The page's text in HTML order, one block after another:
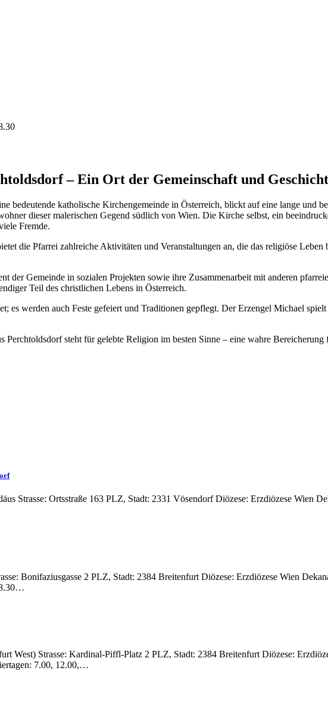
– Ein Ort der Gemeinschaft und
bedeutende katholische Kirchengemeinde in Österreich, blickt auf eine lange und
dieser malerischen Gegend südlich von Wien. Die Kirche selbst, ein
Fremde.
die Pfarrei zahlreiche Aktivitäten und Veranstaltungen an, die das religiöse
der Gemeinde in sozialen Projekten sowie ihre Zusammenarbeit mit anderen
Teil des christlichen Lebens in Österreich.
es werden auch Feste gefeiert und Traditionen gepflegt. Der Erzengel Michael
Perchtoldsdorf steht für gelebte Religion im besten Sinne – eine wahre
Strasse: Ortsstraße 163 PLZ, Stadt: 2331 Vösendorf Diözese: Erzdiözese Wien
Bonifaziusgasse 2 PLZ, Stadt: 2384 Breitenfurt Diözese: Erzdiözese Wien
West) Strasse: Kardinal-Piffl-Platz 2 PLZ, Stadt: 2384 Breitenfurt Diözese:
7.00, 12.00,…